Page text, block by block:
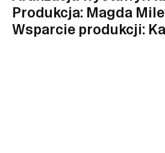
Produkcja: Magda
Wsparcie produkcji: